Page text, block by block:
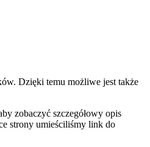
Dzięki temu możliwe jest także
zobaczyć szczegółowy opis
strony umieściliśmy link do